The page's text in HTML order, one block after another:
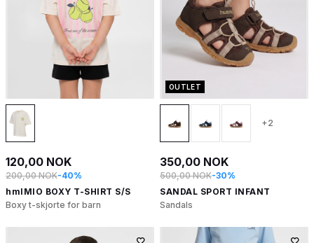
120,00 NOK
200,00 NOK-40%
hmlMIO BOXY T-SHIRT S/S
Boxy t-skjorte for barn
OUTLET
+2
350,00 NOK
500,00 NOK-30%
SANDAL SPORT INFANT
Sandals